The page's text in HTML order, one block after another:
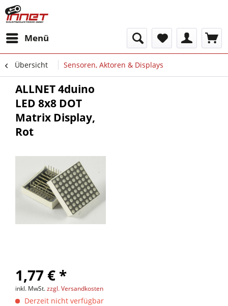
Menü
Übersicht Sensoren, Aktoren & Displays
ALLNET 4duino
LED 8x8 DOT
Matrix Display,
Rot
1,77 € *
inkl. MwSt.zzgl. Versandkosten
Derzeit nicht verfügbar